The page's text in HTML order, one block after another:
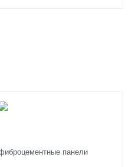
панели